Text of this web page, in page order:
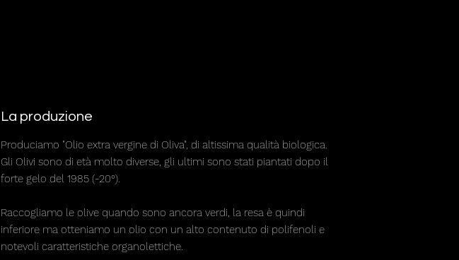
La produzione
Produciamo "Olio extra vergine di Oliva", di altissima qualità biologica.
Gli Olivi sono di età molto diverse, gli ultimi sono stati piantati dopo il
forte gelo del 1985 (-20°).
Raccogliamo le olive quando sono ancora verdi, la resa è quindi
inferiore ma otteniamo un olio con un alto contenuto di polifenoli e
notevoli caratteristiche organolettiche.